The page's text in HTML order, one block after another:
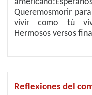
Queremosmorir
vivir como tú
Hermosos versos
Reflexiones del